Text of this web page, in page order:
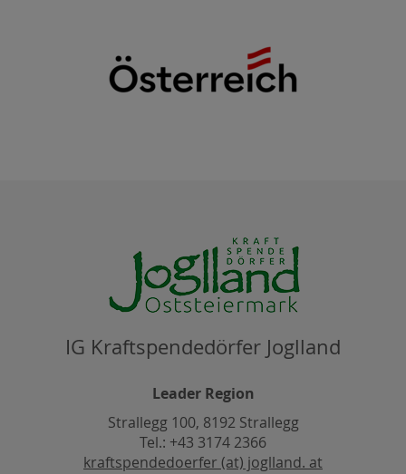
IG Kraftspendedörfer Joglland
Leader Region
Strallegg 100, 8192 Strallegg
Tel.: +43 3174 2366
kraftspendedoerfer (at) joglland. at